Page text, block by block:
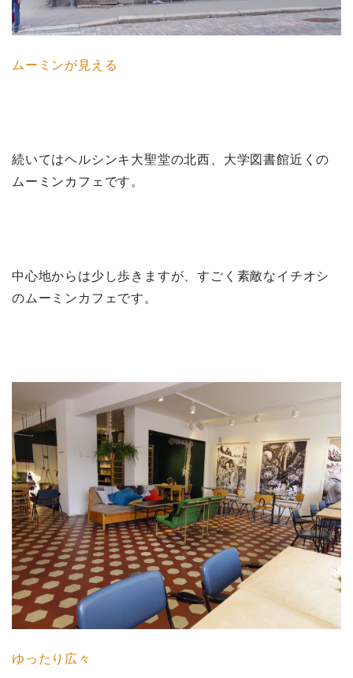
ムーミンが見える
続いてはヘルシンキ大聖堂の北西、大学図書館近くの
ムーミンカフェです。
中心地からは少し歩きますが、すごく素敵なイチオシ
のムーミンカフェです。
ゆったり広々